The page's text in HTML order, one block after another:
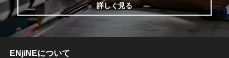
詳しく見る
ENjiNEについて